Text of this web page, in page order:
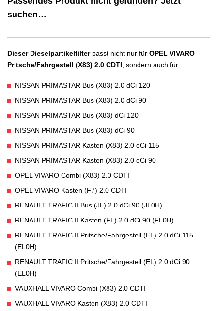
suchen…
Dieser Dieselpartikelfilterpasst nicht nur für OPEL VIVARO
Pritsche/Fahrgestell (X83) 2.0 CDTI, sondern auch für:
NISSAN PRIMASTAR Bus (X83) 2.0 dCi 120
NISSAN PRIMASTAR Bus (X83) 2.0 dCi 90
NISSAN PRIMASTAR Bus (X83) dCi 120
NISSAN PRIMASTAR Bus (X83) dCi 90
NISSAN PRIMASTAR Kasten (X83) 2.0 dCi 115
NISSAN PRIMASTAR Kasten (X83) 2.0 dCi 90
OPEL VIVARO Combi (X83) 2.0 CDTI
OPEL VIVARO Kasten (F7) 2.0 CDTI
RENAULT TRAFIC II Bus (JL) 2.0 dCi 90 (JL0H)
RENAULT TRAFIC II Kasten (FL) 2.0 dCi 90 (FL0H)
RENAULT TRAFIC II Pritsche/Fahrgestell (EL) 2.0 dCi 115
(EL0H)
RENAULT TRAFIC II Pritsche/Fahrgestell (EL) 2.0 dCi 90
(EL0H)
VAUXHALL VIVARO Combi (X83) 2.0 CDTI
VAUXHALL VIVARO Kasten (X83) 2.0 CDTI